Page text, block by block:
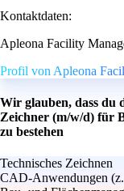
Kontaktdaten:
Apleona Facility
Profil von Apleona
Wir glauben, dass du
Zeichner (m/w/d) für
zu bestehen
Technisches Zeichnen
CAD-Anwendungen